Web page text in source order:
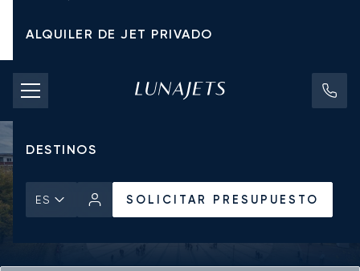
ALQUILER DE JET PRIVADO
TARIFAS DE CHÁRTER
JETS PRIVADOS
DESTINOS
ES SOLICITAR PRESUPUESTO